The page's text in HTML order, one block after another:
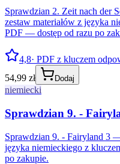
Sprawdzian 2. Zeit nach der
zestaw materiałów z języka
PDF — dostęp od razu po
4,8· PDF z kluczem
54,99 zł
Dodaj
niemiecki
Sprawdzian 9. -
Sprawdzian 9. - Fairyland 3
języka niemieckiego z
po zakupie.